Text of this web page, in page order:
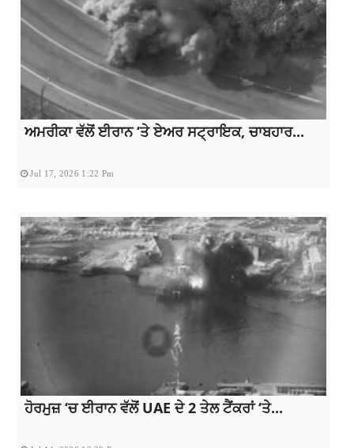
ਅਮਰੀਕਾ ਵੱਲੋਂ ਈਰਾਨ ‘ਤੇ ਏਅਰ ਸਟ੍ਰਾਇਕ, ਚਾਬਹਾਰ...
Jul 17, 2026 1:22 Pm
ਹੋਰਮੁਜ਼ ‘ਚ ਈਰਾਨ ਵੱਲੋਂ UAE ਦੇ 2 ਤੇਲ ਟੈਂਕਰਾਂ ‘ਤੇ...